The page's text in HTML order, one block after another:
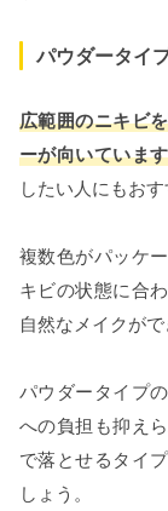
パウダータイ
広範囲のニキビ
ーが向いていま
したい人にもおす
複数色がパッケ
キビの状態に合
自然なメイクがで
パウダータイプ
への負担も抑え
で落とせるタイ
しょう。